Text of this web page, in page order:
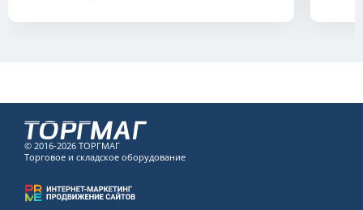
© 2016-2026 ТОРГМАГ
Торговое и складское оборудование